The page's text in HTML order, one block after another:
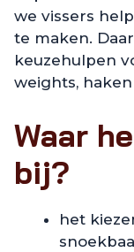
we vissers
te maken.
keuzehulpen
weights,
Waar
bij?
het